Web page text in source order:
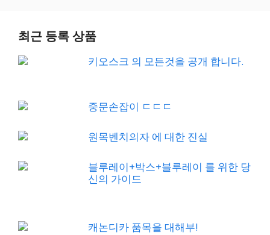
최근 등록 상품
키오스크 의 모든것을 공개 합니다.
중문손잡이 ㄷㄷㄷ
원목벤치의자 에 대한 진실
블루레이+박스+블루레이 를 위한 당
신의 가이드
캐논디카 품목을 대해부!